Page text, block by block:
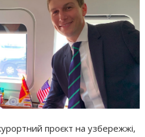
проєкт на узбережжі,